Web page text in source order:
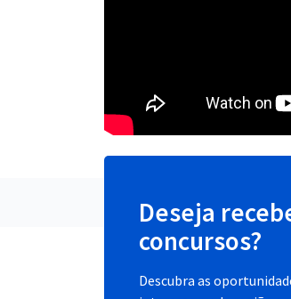
Deseja
concursos?
Descubra as